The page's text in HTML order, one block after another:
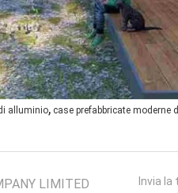
alluminio, case prefabbricate moderne
LIMITED Invia